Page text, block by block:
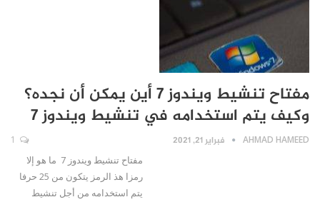
مفتاح تنشيط ويندوز 7 أين يمكن أن نجده؟
وكيف يتم استخدامه في تنشيط ويندوز 7
AHMAD HAMEED فبراير 21, 2021
مفتاح تنشيط ويندوز 7 ما هو إلا
رمزا هذ الرمز يتكون من 25 حرفا
يتم استخدامه من أجل تنشيط